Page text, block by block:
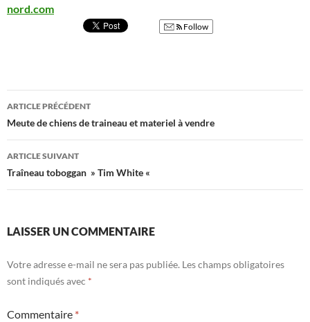
nord.com
Follow
Navigation
des
articles
ARTICLE PRÉCÉDENT
Meute de chiens de traineau et materiel à vendre
ARTICLE SUIVANT
Traîneau toboggan » Tim White «
LAISSER UN COMMENTAIRE
Votre adresse e-mail ne sera pas publiée. Les champs obligatoires
sont indiqués avec *
Commentaire *